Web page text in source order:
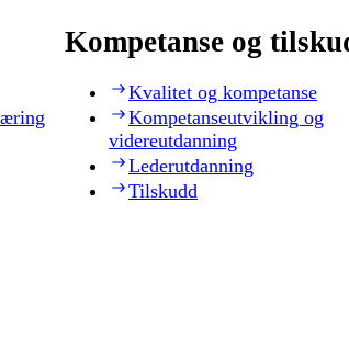
Kompetanse og
Kvalitet og kompetanse
Kompetanseutvikling og
videreutdanning
Lederutdanning
Tilskudd